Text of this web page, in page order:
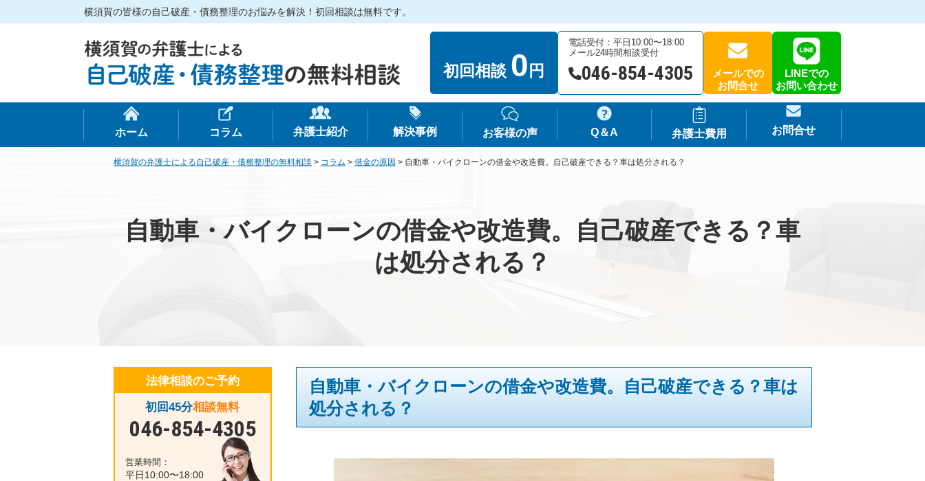
横須賀の皆様の自己破産・債務整理のお悩みを解決！初回相談は無料です。
初回相談 0 円
電話受付：平日10:00〜18:00
メール24時間相談受付
046-854-4305
メールでの
お問合せ
LINEでの
お問い合わせ
ホーム コラム 弁護士紹介 解決事例 お客様の声 Q＆A 弁護士費用 お問合せ
横須賀の弁護士による自己破産・債務整理の無料相談 > コラム > 借金の原因 > 自動車・バイクローンの借金や改造費。自己破産できる？車は処分される？
自動車・バイクローンの借金や改造費。自己破産できる？車
は処分される？
法律相談のご予約
初回45分相談無料
046-854-4305
営業時間：
平日10:00〜18:00
自動車・バイクローンの借金や改造費。自己破産できる？車は
処分される？